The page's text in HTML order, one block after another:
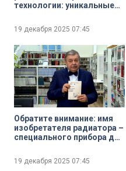
технологии: уникальные
на Якорной площади
Кронштадта
19 декабря 2025 07:45
Обратите внимание: имя
изобретателя радиатора –
специального прибора для
Франца Карловича Сан-
Галли на карте Петербурга
19 декабря 2025 07:45